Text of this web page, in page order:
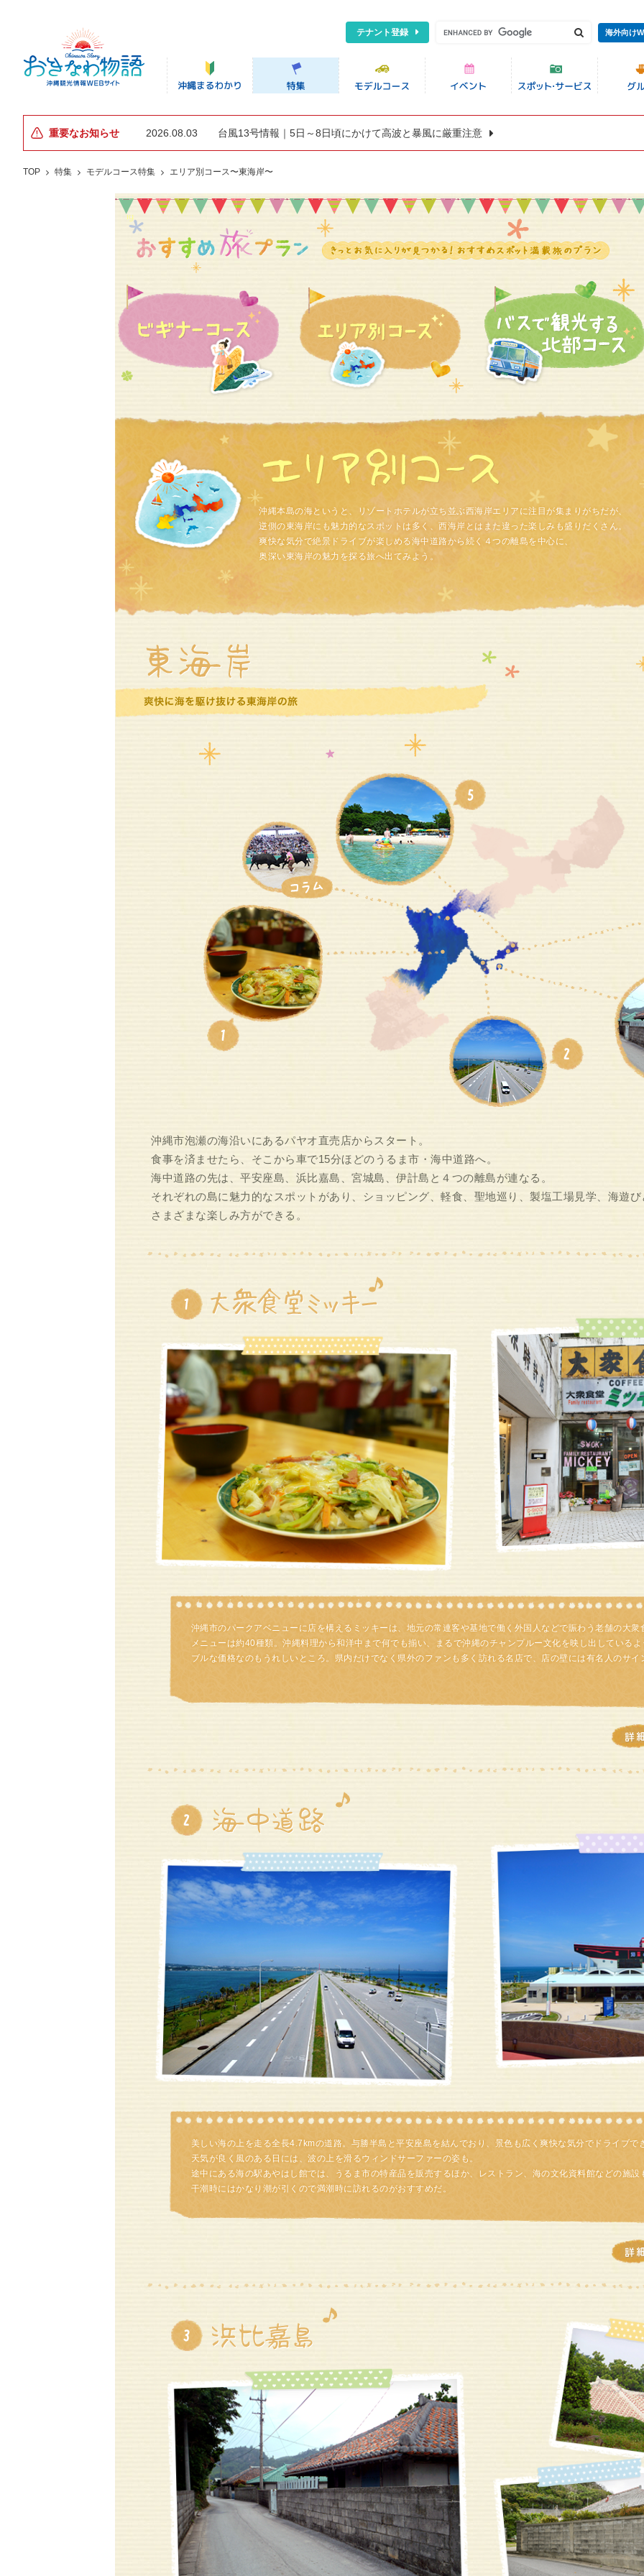
テナント登録 海外向け
重要なお知らせ 2026.08.03 台風13号情報｜5日～8日頃にかけて高波と暴風に厳重注意
TOP 特集 モデルコース特集 エリア別コース〜東海岸〜
沖縄本島の海というと、リゾートホテルが立ち並ぶ西海岸エリアに注目が集まりがちだが、
逆側の東海岸にも魅力的なスポットは多く、西海岸とはまた違った楽しみも盛りだくさん。
爽快な気分で絶景ドライブが楽しめる海中道路から続く４つの離島を中心に、
奥深い東海岸の魅力を探る旅へ出てみよう。
沖縄市泡瀬の海沿いにあるパヤオ直売店からスタート。
食事を済ませたら、そこから車で15分ほどのうるま市・海中道路へ。
海中道路の先は、平安座島、浜比嘉島、宮城島、伊計島と４つの離島が連なる。
それぞれの島に魅力的なスポットがあり、ショッピング、軽食、聖地巡り、製塩工場見学、海遊び
さまざまな楽しみ方ができる。
沖縄市のパークアベニューに店を構えるミッキーは、地元の常連客や基地で働く外国人などで賑わう老舗の大衆
メニューは約40種類。沖縄料理から和洋中まで何でも揃い、まるで沖縄のチャンプルー文化を映し出している
ブルな価格なのもうれしいところ。県内だけでなく県外のファンも多く訪れる名店で、店の壁には有名人のサイ
美しい海の上を走る全長4.7kmの道路。与勝半島と平安座島を結んでおり、景色も広く爽快な気分でドライブで
天気が良く風のある日には、波の上を滑るウィンドサーファーの姿も。
途中にある海の駅あやはし館では、うるま市の特産品を販売するほか、レストラン、海の文化資料館などの施設
干潮時にはかなり潮が引くので満潮時に訪れるのがおすすめだ。